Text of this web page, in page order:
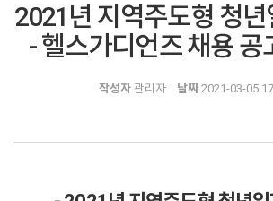
2021년 지역주도형 청년
- 헬스가디언즈 채용
작성자관리자 날짜2021-03-05